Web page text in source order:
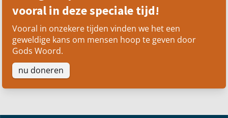
vooral in deze speciale tijd!
Vooral in onzekere tijden vinden we het een
geweldige kans om mensen hoop te geven door
Gods Woord.
nu doneren